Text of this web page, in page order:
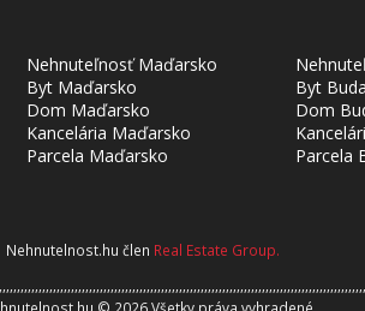
Nehnuteľnosť Maďarsko
Byt Maďarsko
Dom Maďarsko
Kancelária Maďarsko
Parcela Maďarsko
Byt
Dom
Parcela
Nehnutelnost.hu člen Real Estate Group.